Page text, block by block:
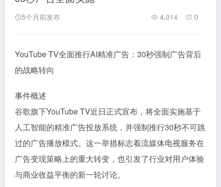
5个月前发布 4,014 0
YouTube TV全面推行AI精准广告：30秒强制广告背后
的战略转向
事件概述
谷歌旗下YouTube TV近日正式宣布，将全面实施基于
人工智能的精准广告投放系统，并强制推行30秒不可跳
过的广告播放模式。这一举措标志着流媒体电视服务在
广告变现策略上的重大转变，也引发了行业对用户体验
与商业收益平衡的新一轮讨论。